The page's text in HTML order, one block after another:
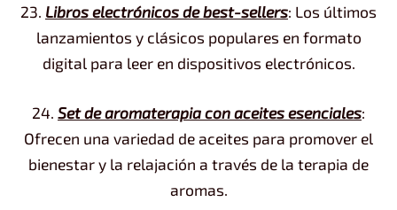
23. Libros electrónicos de best-sellers: Los últimos
lanzamientos y clásicos populares en formato
digital para leer en dispositivos electrónicos.
24. Set de aromaterapia con aceites esenciales:
Ofrecen una variedad de aceites para promover el
bienestar y la relajación a través de la terapia de
aromas.